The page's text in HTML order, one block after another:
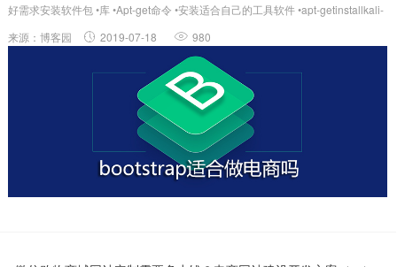
好需求安装软件包 •库 •Apt-get命令 •安装适合自己的工具软件 •apt-getinstallkali-
来源：博客园 2019-07-18 980